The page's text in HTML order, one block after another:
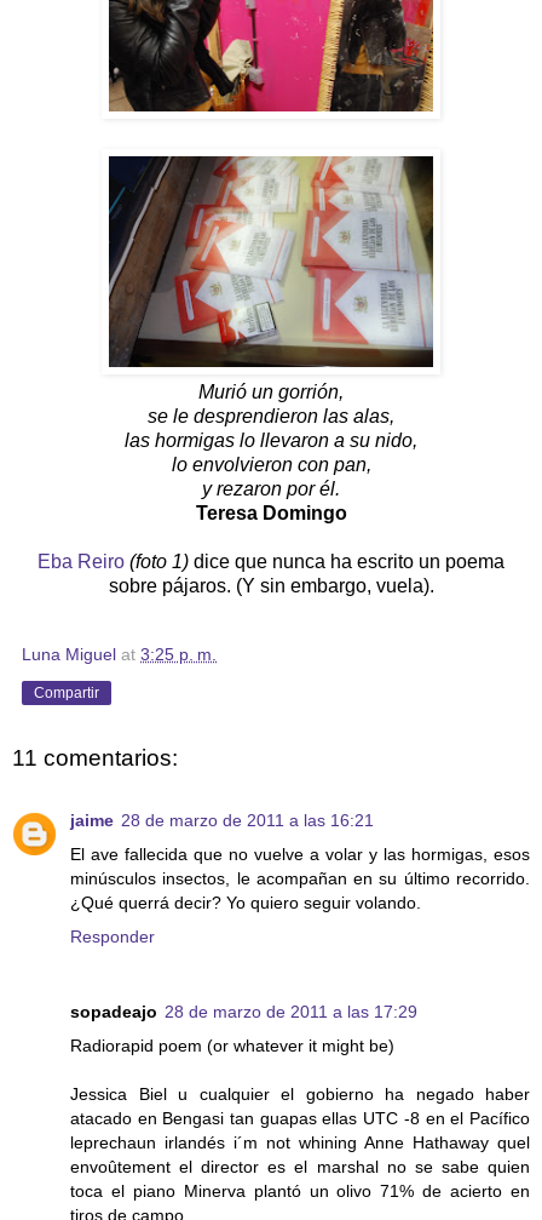
Murió un gorrión,
se le desprendieron las alas,
las hormigas lo llevaron a su nido,
lo envolvieron con pan,
y rezaron por él.
Teresa Domingo
Eba Reiro (foto 1) dice que nunca ha escrito un poema
sobre pájaros. (Y sin embargo, vuela).
Luna Miguel at 3:25 p. m.
Compartir
11 comentarios:
jaime 28 de marzo de 2011 a las 16:21
El ave fallecida que no vuelve a volar y las hormigas, esos
minúsculos insectos, le acompañan en su último recorrido.
¿Qué querrá decir? Yo quiero seguir volando.
Responder
sopadeajo 28 de marzo de 2011 a las 17:29
Radiorapid poem (or whatever it might be)
Jessica Biel u cualquier el gobierno ha negado haber
atacado en Bengasi tan guapas ellas UTC -8 en el Pacífico
leprechaun irlandés i´m not whining Anne Hathaway quel
envoûtement el director es el marshal no se sabe quien
toca el piano Minerva plantó un olivo 71% de acierto en
tiros de campo